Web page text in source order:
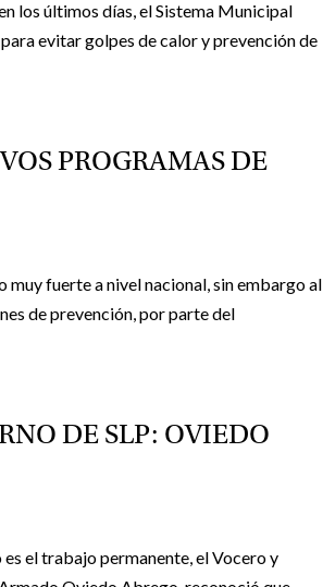
los últimos días, el Sistema Municipal
evitar golpes de calor y prevención de
PROGRAMAS DE
muy fuerte a nivel nacional, sin embargo al
de prevención, por parte del
DE SLP: OVIEDO
es el trabajo permanente, el Vocero y